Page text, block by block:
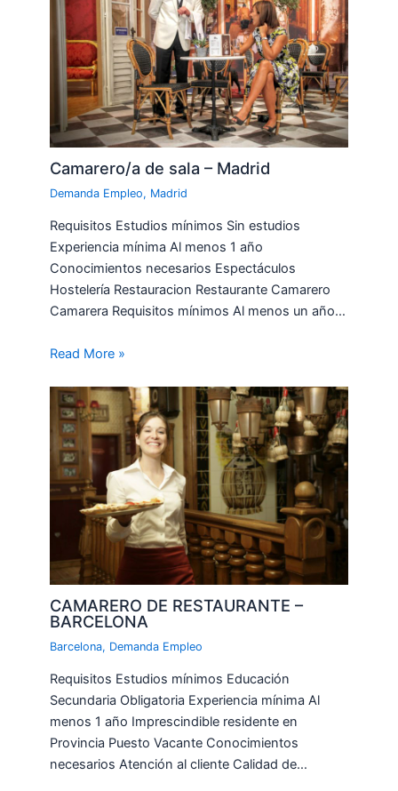
Camarero/a de sala – Madrid
Demanda Empleo, Madrid
Requisitos Estudios mínimos Sin estudios
Experiencia mínima Al menos 1 año
Conocimientos necesarios Espectáculos
Hostelería Restauracion Restaurante Camarero
Camarera Requisitos mínimos Al menos un año…
Read More »
CAMARERO DE RESTAURANTE –
BARCELONA
Barcelona, Demanda Empleo
Requisitos Estudios mínimos Educación
Secundaria Obligatoria Experiencia mínima Al
menos 1 año Imprescindible residente en
Provincia Puesto Vacante Conocimientos
necesarios Atención al cliente Calidad de…